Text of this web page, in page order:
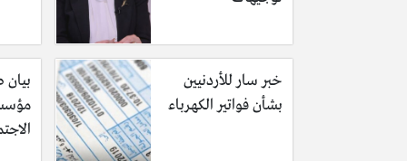
العمل من خلال مكاتب التوظيف
حيث يكون بأمكان أي شخص الرجوع
الخاصة بالشخص المتقدم، والتقدم
خبر سار للأردنيين
بشأن فواتير الكهرباء